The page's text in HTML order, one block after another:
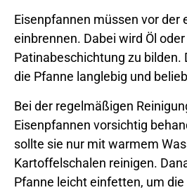
Eisenpfannen müssen vor der
einbrennen. Dabei wird Öl
Patinabeschichtung zu bilden.
die Pfanne langlebig und
Bei der regelmäßigen
Eisenpfannen vorsichtig
sollte sie nur mit warmem
Kartoffelschalen reinigen.
Pfanne leicht einfetten, um